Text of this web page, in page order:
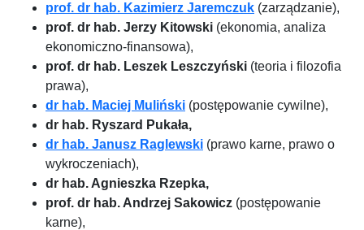
prof. dr hab. Kazimierz Jaremczuk (zarządzanie),
prof. dr hab. Jerzy Kitowski (ekonomia, analiza
ekonomiczno-finansowa),
prof. dr hab. Leszek Leszczyński (teoria i filozofia
prawa),
dr hab. Maciej Muliński (postępowanie cywilne),
dr hab. Ryszard Pukała,
dr hab. Janusz Raglewski (prawo karne, prawo o
wykroczeniach),
dr hab. Agnieszka Rzepka,
prof. dr hab. Andrzej Sakowicz (postępowanie
karne),